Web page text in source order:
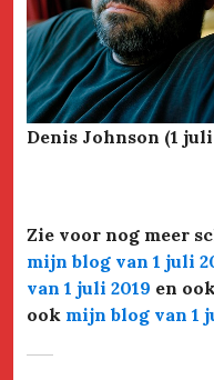
Denis Johnson (1 juli
Zie voor nog meer
mijn blog van 1 juli
van 1 juli 2019 en
ook mijn blog van 1